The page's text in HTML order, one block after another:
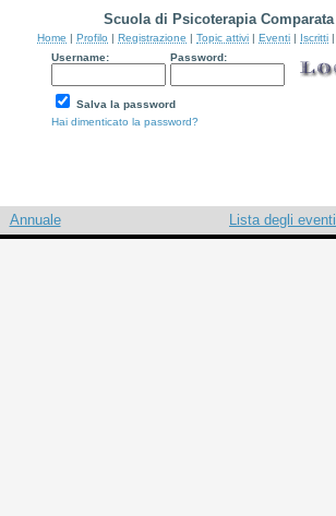
Scuola di Psicoterapia Comparata
Home | Profilo | Registrazione | Topic attivi | Eventi | Iscritti |
Username:
Password:
Salva la password
Hai dimenticato la password?
Annuale Lista degli eventi